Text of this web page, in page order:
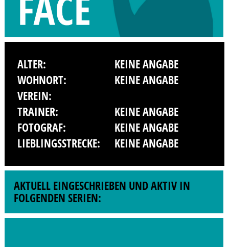
ALTER:
KEINE ANGABE
WOHNORT:
KEINE ANGABE
VEREIN:
TRAINER:
KEINE ANGABE
FOTOGRAF:
KEINE ANGABE
LIEBLINGSSTRECKE:
KEINE ANGABE
AKTUELL EINGESCHRIEBEN UND AKTIV IN
FOLGENDEN SERIEN: